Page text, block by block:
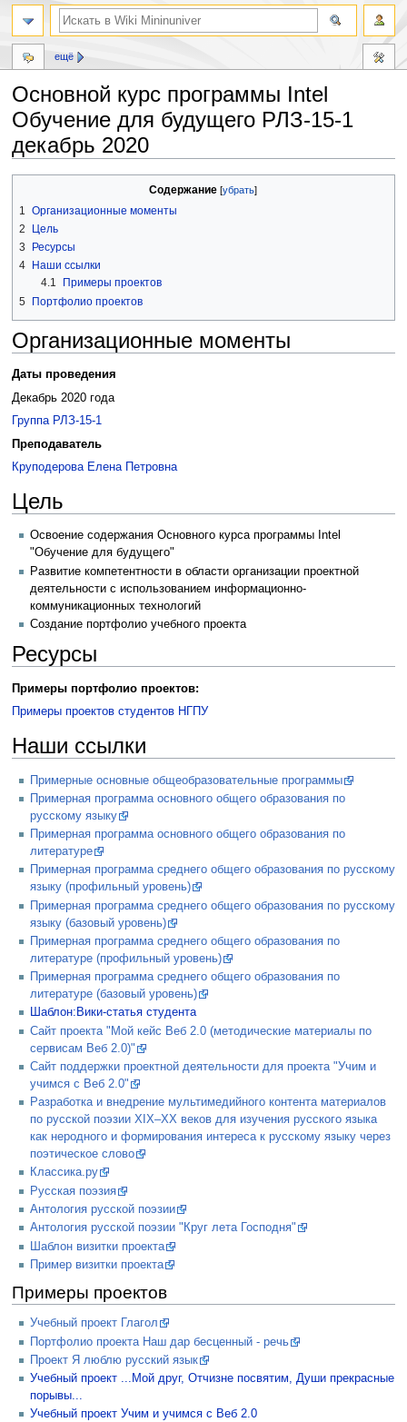
Основной курс программы Intel
Обучение для будущего РЛЗ-15-1
декабрь 2020
навигации
поиску
Содержание
1
Организационные моменты
2
Цель
3
Ресурсы
4
Наши ссылки
4.1
Примеры проектов
5 Портфолио проектов
Организационные моменты
Даты проведения
Декабрь 2020 года
Группа РЛЗ-15-1
Преподаватель
Круподерова Елена Петровна
Цель
Освоение содержания Основного курса программы Intel
"Обучение для будущего"
Развитие компетентности в области организации проектной
деятельности с использованием информационно-
коммуникационных технологий
Создание портфолио учебного проекта
Ресурсы
Примеры портфолио проектов:
Примеры проектов студентов НГПУ
Наши ссылки
Примерные основные общеобразовательные программы
Примерная программа основного общего образования по
русскому языку
Примерная программа основного общего образования по
литературе
Примерная программа среднего общего образования по русскому
языку (профильный уровень)
Примерная программа среднего общего образования по русскому
языку (базовый уровень)
Примерная программа среднего общего образования по
литературе (профильный уровень)
Примерная программа среднего общего образования по
литературе (базовый уровень)
Шаблон:Вики-статья студента
Сайт проекта "Мой кейс Веб 2.0 (методические материалы по
сервисам Веб 2.0)"
Сайт поддержки проектной деятельности для проекта "Учим и
учимся с Веб 2.0"
Разработка и внедрение мультимедийного контента материалов
по русской поэзии XIХ–XX веков для изучения русского языка
как неродного и формирования интереса к русскому языку через
поэтическое слово
Классика.ру
Русская поэзия
Антология русской поэзии
Антология русской поэзии "Круг лета Господня"
Шаблон визитки проекта
Пример визитки проекта
Примеры проектов
Учебный проект Глагол
Портфолио проекта Наш дар бесценный - речь
Проект Я люблю русский язык
Учебный проект ...Мой друг, Отчизне посвятим, Души прекрасные
порывы...
Учебный проект Учим и учимся с Веб 2.0
ещё